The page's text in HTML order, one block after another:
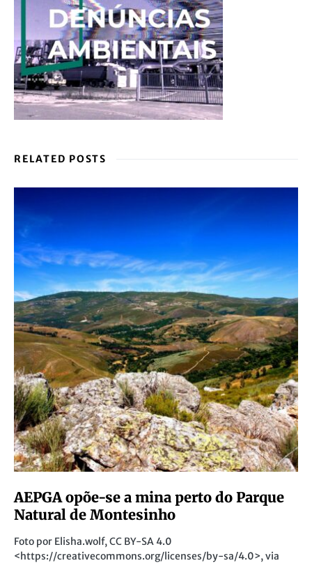
RELATED POSTS
AEPGA opõe-se a mina perto do Parque
Natural de Montesinho
Foto por Elisha.wolf, CC BY-SA 4.0
<https://creativecommons.org/licenses/by-sa/4.0>, via